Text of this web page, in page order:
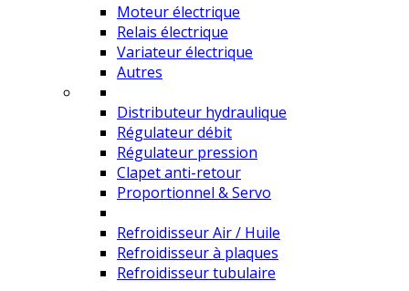
Moteur électrique
Relais électrique
Variateur électrique
Autres
Distributeur hydraulique
Régulateur débit
Régulateur pression
Clapet anti-retour
Proportionnel & Servo
Refroidisseur Air / Huile
Refroidisseur à plaques
Refroidisseur tubulaire